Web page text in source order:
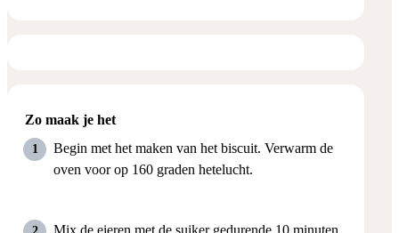
Zo maak je het
Begin met het maken van het biscuit. Verwarm de
oven voor op 160 graden hetelucht.